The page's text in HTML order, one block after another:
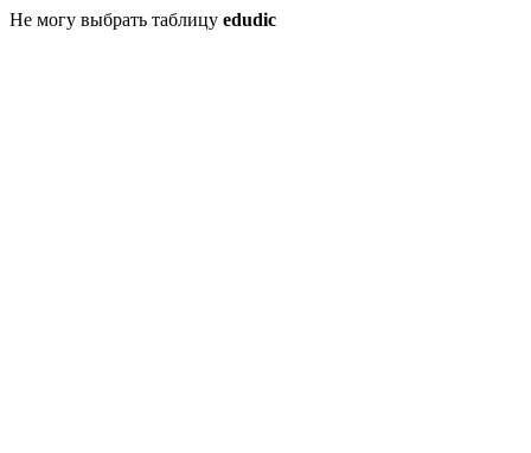
Не могу выбрать таблицу edudic